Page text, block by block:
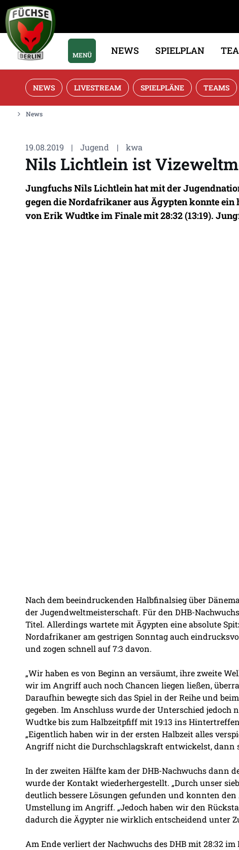
MENÜ NEWS SPIELPLAN
NEWS LIVESTREAM SPIELPLÄNE TEAMS
News
19.08.2019 | Jugend | kwa
Nils Lichtlein ist
Jungfuchs Nils Lichtlein hat mit der
gegen die Nordafrikaner aus Ägypten konnte
von Erik Wudtke im Finale mit 28:32 (13:19).
Nach dem beeindruckenden Halbfinalsieg über
der Jugendweltmeisterschaft. Für den DHB-
Titel. Allerdings wartete mit Ägypten eine absolute
Nordafrikaner am gestrigen Sonntag auch
und zogen schnell auf 7:3 davon.
„Wir haben es von Beginn an versäumt, ihre zweite
wir im Angriff auch noch Chancen liegen ließen,
Daraufhin bewegte sich das Spiel in der Reihe und
gegeben. Im Anschluss wurde der Unterschied
Wudtke bis zum Halbzeitpfiff mit 19:13 ins
„Eigentlich haben wir in der ersten Halbzeit alles
Angriff nicht die Durchschlagskraft entwickelst, dann
In der zweiten Hälfte kam der DHB-Nachwuchs dann
wurde der Kontakt wiederhergestellt. „Durch unser
deutlich bessere Lösungen gefunden und konnten
Umstellung im Angriff. „Jedoch haben wir den
dadurch die Ägypter nie wirklich entscheidend unter
Am Ende verliert der Nachwuchs des DHB mit 28:32